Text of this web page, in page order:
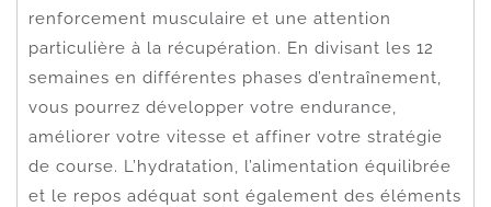
renforcement musculaire et une attention
particulière à la récupération. En divisant les 12
semaines en différentes phases d’entraînement,
vous pourrez développer votre endurance,
améliorer votre vitesse et affiner votre stratégie
de course. L’hydratation, l’alimentation équilibrée
et le repos adéquat sont également des éléments